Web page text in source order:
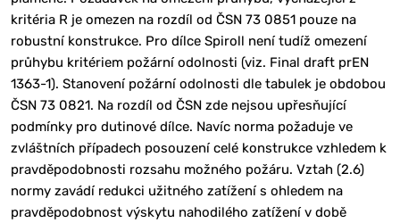
kritéria R je omezen na rozdíl od ČSN 73 0851 pouze na
robustní konstrukce. Pro dílce Spiroll není tudíž omezení
průhybu kritériem požární odolnosti (viz. Final draft prEN
1363-1). Stanovení požární odolnosti dle tabulek je obdobou
ČSN 73 0821. Na rozdíl od ČSN zde nejsou upřesňující
podmínky pro dutinové dílce. Navíc norma požaduje ve
zvláštních případech posouzení celé konstrukce vzhledem k
pravděpodobnosti rozsahu možného požáru. Vztah (2.6)
normy zavádí redukci užitného zatížení s ohledem na
pravděpodobnost výskytu nahodilého zatížení v době